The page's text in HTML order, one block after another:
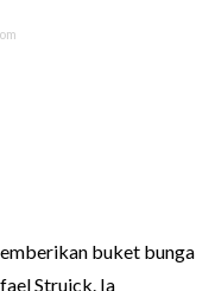
buket bunga
Struick. Ia